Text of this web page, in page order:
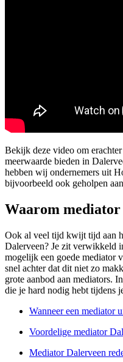
Bekijk deze video om
meerwaarde bieden in
hebben wij ondernemers uit
bijvoorbeeld ook geholpen
Waarom mediator
Ook al veel tijd kwijt tijd aan
Dalerveen? Je zit verwikkeld
mogelijk een goede mediator
snel achter dat dit niet zo
grote aanbod aan mediators.
die je hard nodig hebt tijdens
Wanneer een mediator
Voordelige mediator
Mediator Dalerveen